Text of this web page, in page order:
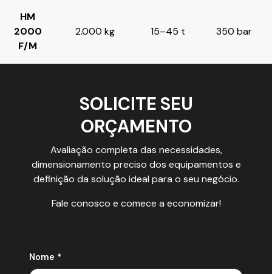
HM
2000
F/M
2.000 kg 15–45 t 350 bar
SOLICITE SEU
ORÇAMENTO
Avaliação completa das necessidades,
dimensionamento preciso dos equipamentos e
definição da solução ideal para o seu negócio.
Fale conosco e comece a economizar!
Nome *